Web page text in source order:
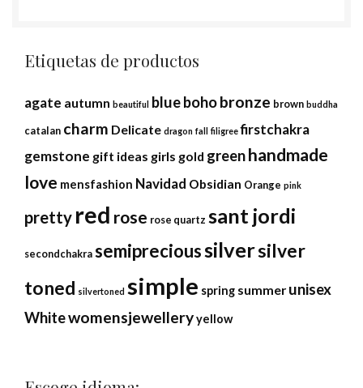
Etiquetas de productos
agate autumn beautiful bluebohobronze brown buddha
catalan charm Delicate dragon fall filigree firstchakra
gemstone gift ideas girls gold greenhandmade
love mensfashion Navidad Obsidian Orange pink
pretty red rose rose quartz sant jordi
secondchakrasemiprecioussilversilver
toned silvertoned simple spring summer unisex
Whitewomensjewelleryyellow